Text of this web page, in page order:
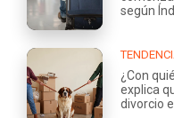
según
¿Con
explica
divorcio